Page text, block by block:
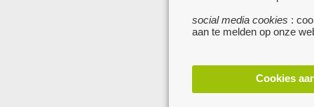
social media cookies :
aan te melden op onze
Cookies